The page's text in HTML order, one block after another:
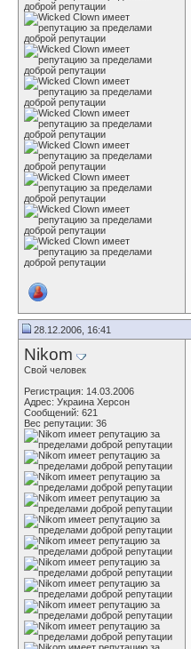
28.12.2006, 16:41
Nikom
Свой человек
Регистрация: 14.03.2006
Адрес: Украина Херсон
Сообщений: 621
Вес репутации: 36